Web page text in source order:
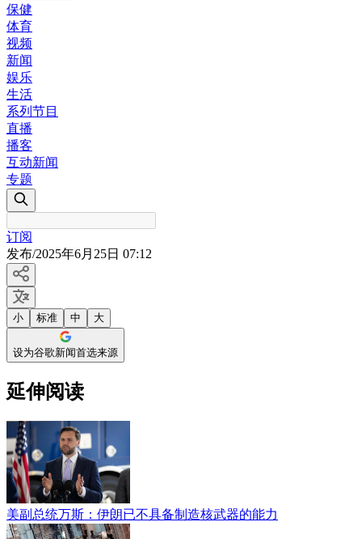
保健
体育
视频
新闻
娱乐
生活
系列节目
直播
播客
互动新闻
专题
订阅
发布/2025年6月25日 07:12
小 标准 中 大
设为谷歌新闻首选来源
延伸阅读
美副总统万斯：伊朗已不具备制造核武器的能力